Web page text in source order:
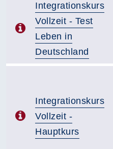
Integrationskurs
Vollzeit - Test
Leben in
Deutschland
Integrationskurs
Vollzeit -
Hauptkurs